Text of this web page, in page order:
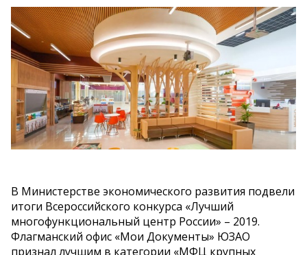
В Министерстве экономического развития подвели
итоги Всероссийского конкурса «Лучший
многофункциональный центр России» – 2019.
Флагманский офис «Мои Документы» ЮЗАО
признал лучшим в категории «МФЦ крупных